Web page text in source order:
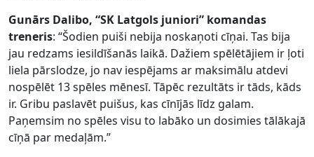
Gunārs Dalibo, “SK Latgols juniori” komandas
treneris: “Šodien puiši nebija noskaņoti cīņai. Tas bija
jau redzams iesildīšanās laikā. Dažiem spēlētājiem ir ļoti
liela pārslodze, jo nav iespējams ar maksimālu atdevi
nospēlēt 13 spēles mēnesī. Tāpēc rezultāts ir tāds, kāds
ir. Gribu paslavēt puišus, kas cīnījās līdz galam.
Paņemsim no spēles visu to labāko un dosimies tālākajā
cīņā par medaļām.”